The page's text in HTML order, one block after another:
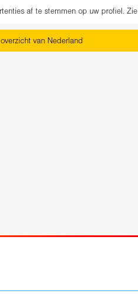
af te stemmen op uw profiel. Zie
van Nederland